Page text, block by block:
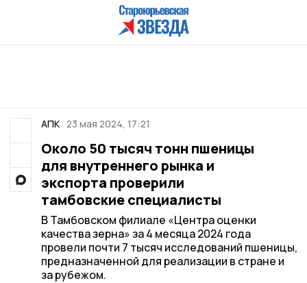
АПК 23 мая 2024, 17:21
Около 50 тысяч тонн пшеницы
для внутреннего рынка и
экспорта проверили
тамбовские специалисты
В Тамбовском филиале «Центра оценки
качества зерна» за 4 месяца 2024 года
провели почти 7 тысяч исследований пшеницы,
предназначенной для реализации в стране и
за рубежом.